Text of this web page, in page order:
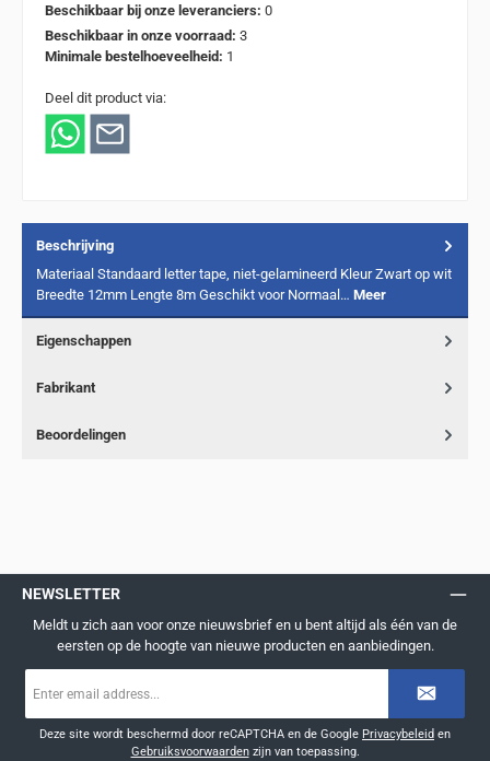
Beschikbaar bij onze leveranciers: 0
Beschikbaar in onze voorraad: 3
Minimale bestelhoeveelheid: 1
Deel dit product via:
Beschrijving
Materiaal Standaard letter tape, niet-gelamineerd Kleur Zwart op wit
Breedte 12mm Lengte 8m Geschikt voor Normaal… Meer
Eigenschappen
Fabrikant
Beoordelingen
NEWSLETTER
Meldt u zich aan voor onze nieuwsbrief en u bent altijd als één van de
eersten op de hoogte van nieuwe producten en aanbiedingen.
mailadres
Deze site wordt beschermd door reCAPTCHA en de Google Privacybeleid en
Gebruiksvoorwaardenzijn van toepassing.